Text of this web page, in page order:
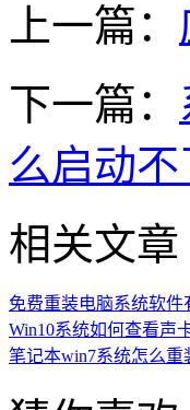
上一篇：
下一篇：
么启动不
相关文章
免费重装电脑系统软
Win10系统如何查看声
笔记本win7系统怎么重